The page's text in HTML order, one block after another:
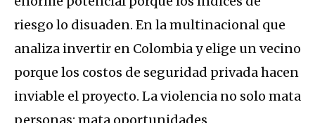
riesgo lo disuaden. En la multinacional que
analiza invertir en Colombia y elige un vecino
porque los costos de seguridad privada hacen
inviable el proyecto. La violencia no solo mata
personas: mata oportunidades.